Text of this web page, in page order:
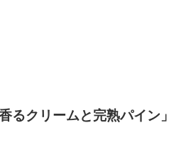
るクリームと完熟パイン」